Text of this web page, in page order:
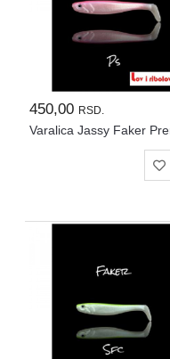
450,00 RSD.
Varalica Jassy Faker